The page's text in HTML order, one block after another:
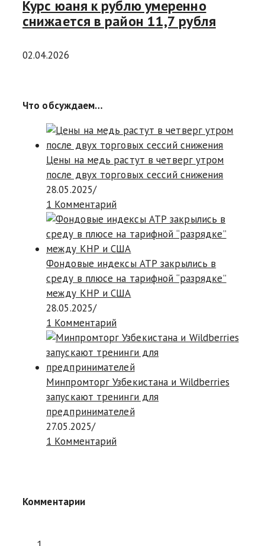
Курс юаня к рублю умеренно
снижается в район 11,7 рубля
02.04.2026
Что обсуждаем…
Цены на медь растут в четверг утром
после двух торговых сессий снижения
28.05.2025/
1 Комментарий
Фондовые индексы АТР закрылись в
среду в плюсе на тарифной “разрядке”
между КНР и США
28.05.2025/
1 Комментарий
Минпромторг Узбекистана и Wildberries
запускают тренинги для
предпринимателей
27.05.2025/
1 Комментарий
Комментарии